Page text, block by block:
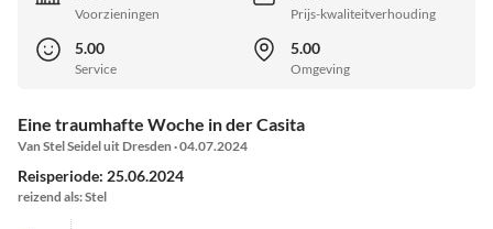
Voorzieningen Prijs-kwaliteitverhouding
5.00
Service
5.00
Omgeving
Eine traumhafte Woche in der Casita
Van Stel Seidel uit Dresden · 04.07.2024
Reisperiode: 25.06.2024
reizend als: Stel